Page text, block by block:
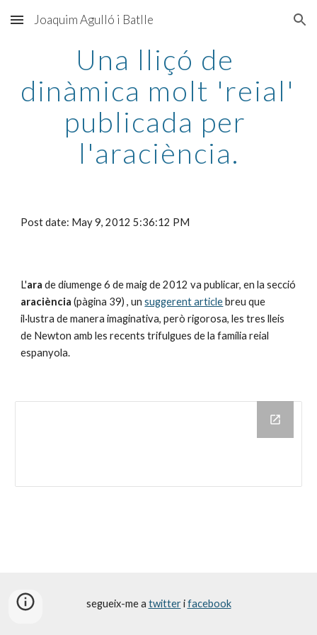
Skip to main content Skip to navigation
Joaquim Agulló i Batlle
Una lliçó de
dinàmica molt 'reial'
publicada per
l'araciència.
Post date: May 9, 2012 5:36:12 PM
L'ara
araciència (pàgina 39) , un suggerent article breu que
il·lustra de manera imaginativa, però rigorosa, les tres lleis
de Newton amb les recents trifulgues de la família reial
espanyola.
segueix-me a twitter ifacebook